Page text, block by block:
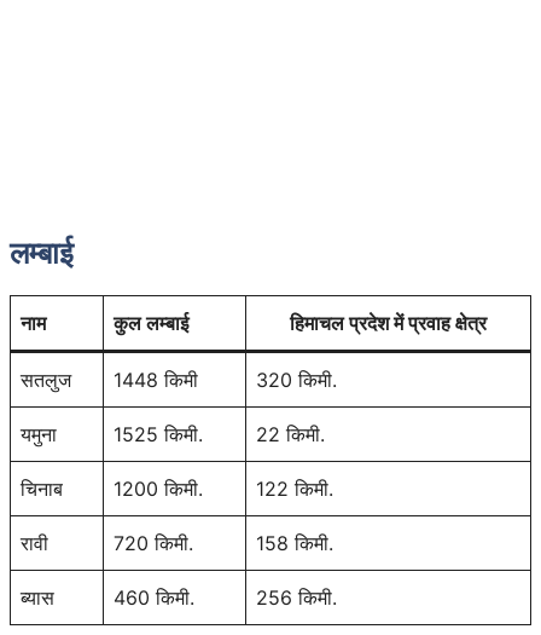
लम्बाई
नाम कुल लम्बाई हिमाचल प्रदेश में प्रवाह क्षेत्र
सतलुज 1448 किमी 320 किमी.
यमुना 1525 किमी. 22 किमी.
चिनाब 1200 किमी. 122 किमी.
रावी 720 किमी. 158 किमी.
ब्यास 460 किमी. 256 किमी.